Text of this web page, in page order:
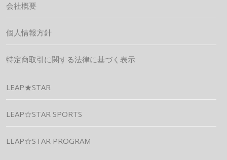
会社概要
個人情報方針
特定商取引に関する法律に基づく表示
LEAP★STAR
LEAP☆STAR SPORTS
LEAP☆STAR PROGRAM